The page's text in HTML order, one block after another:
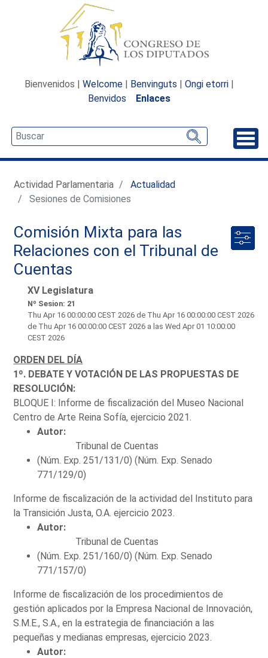
Bienvenidos | Welcome | Benvinguts | Ongi etorri |
Benvidos
Enlaces
Actividad Parlamentaria
Actualidad
Sesiones de Comisiones
Comisión Mixta para las
Relaciones con el Tribunal de
Cuentas
XV Legislatura
Nº Sesion: 21
Thu Apr 16 00:00:00 CEST 2026 de Thu Apr 16 00:00:00 CEST 2026
de Thu Apr 16 00:00:00 CEST 2026 a las Wed Apr 01 10:00:00
CEST 2026
ORDEN DEL DÍA
1º. DEBATE Y VOTACIÓN DE LAS PROPUESTAS DE
RESOLUCIÓN:
BLOQUE I: Informe de fiscalización del Museo Nacional
Centro de Arte Reina Sofía, ejercicio 2021.
Autor:
Tribunal de Cuentas
(Núm. Exp. 251/131/0) (Núm. Exp. Senado
771/129/0)
Informe de fiscalización de la actividad del Instituto para
la Transición Justa, O.A. ejercicio 2023.
Autor:
Tribunal de Cuentas
(Núm. Exp. 251/160/0) (Núm. Exp. Senado
771/157/0)
Informe de fiscalización de los procedimientos de
gestión aplicados por la Empresa Nacional de Innovación,
S.M.E., S.A., en la estrategia de financiación a las
pequeñas y medianas empresas, ejercicio 2023.
Autor: